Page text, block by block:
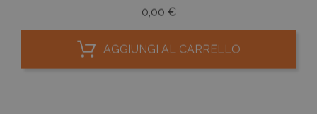
0,00 €Prezzo
AGGIUNGI AL CARRELLO